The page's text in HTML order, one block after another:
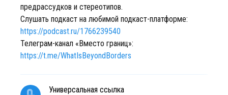
предрассудков и стереотипов.
Слушать подкаст на любимой подкаст-платформе:
https://podcast.ru/1766239540
Телеграм-канал «Вместо границ»:
https://t.me/WhatIsBeyondBorders
Универсальная ссылка